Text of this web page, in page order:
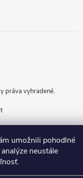
umožnili pohodlné
neustále
práva vyhradené.